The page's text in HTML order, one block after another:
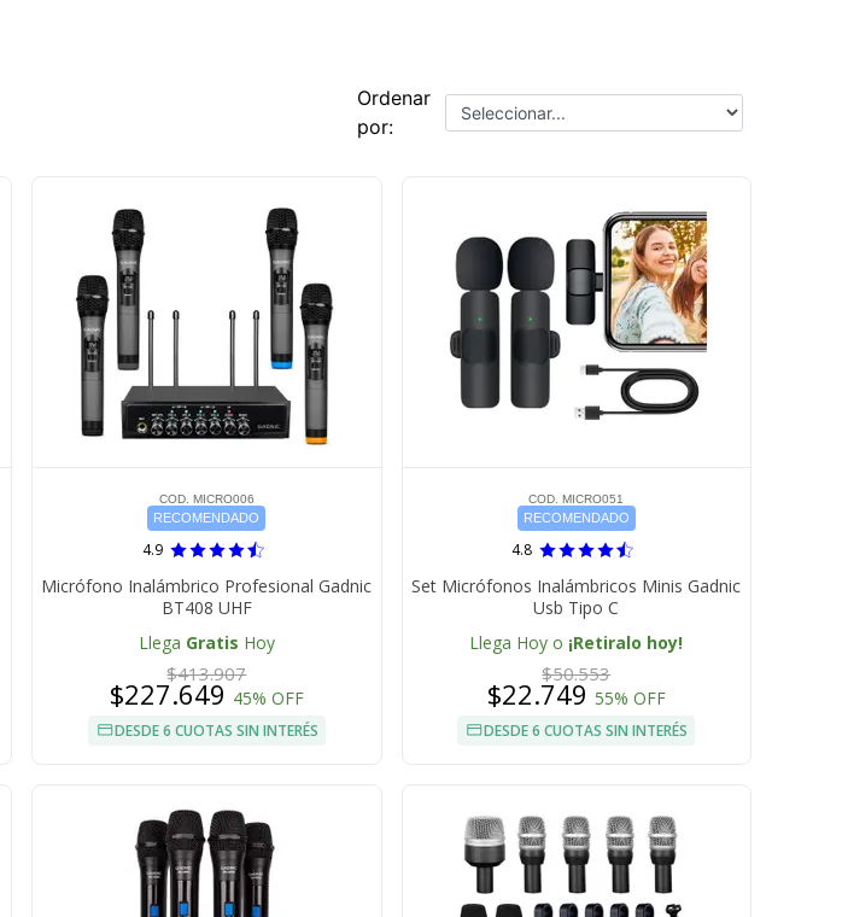
Ordenar
por:
COD. MICRO006
RECOMENDADO
4.9
Micrófono Inalámbrico Profesional Gadnic
BT408 UHF
Llega Gratis Hoy
$413.907
$227.649 45% OFF
DESDE 6 CUOTAS SIN INTERÉS
COD. MICRO051
RECOMENDADO
4.8
Set Micrófonos Inalámbricos Minis Gadnic
Usb Tipo C
Llega Hoy o ¡Retiralo hoy!
$50.553
$22.749 55% OFF
DESDE 6 CUOTAS SIN INTERÉS